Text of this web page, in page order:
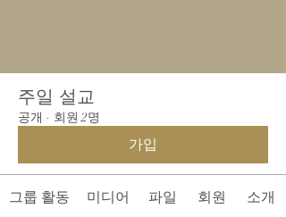
주일 설교
공개 · 회원 2명
가입
그룹 활동 미디어 파일 회원 소개